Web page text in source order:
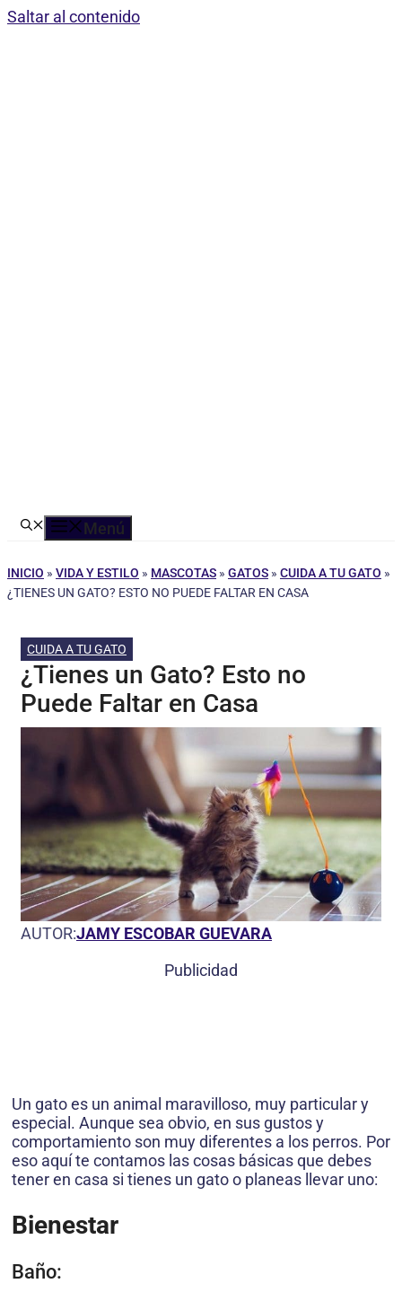
Saltar al contenido
Menú
INICIO » VIDA Y ESTILO » MASCOTAS » GATOS » CUIDA A TU GATO »
¿TIENES UN GATO? ESTO NO PUEDE FALTAR EN CASA
CUIDA A TU GATO
¿Tienes un Gato? Esto no
Puede Faltar en Casa
AUTOR:JAMY ESCOBAR GUEVARA
Publicidad
Un gato es un animal maravilloso, muy particular y
especial. Aunque sea obvio, en sus gustos y
comportamiento son muy diferentes a los perros. Por
eso aquí te contamos las cosas básicas que debes
tener en casa si tienes un gato o planeas llevar uno:
Bienestar
Baño: